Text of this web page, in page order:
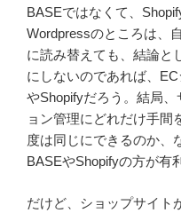
BASEではなくて、
Wordpressのところは、
に読み替えても、結論と
にしないのであれば、
やShopifyだろう。結局
ョン管理にどれだけ手間
度は同じにできるのか、
BASEやShopifyの方が有
だけど、ショップサイト